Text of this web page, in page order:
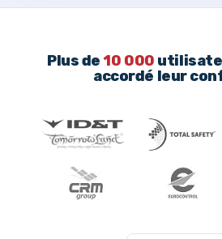
Plus de 10 000
accordé leur